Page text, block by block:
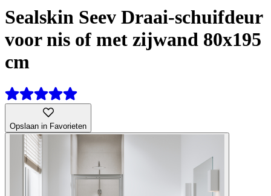
Sealskin Seev Draai-schuifdeur
voor nis of met zijwand 80x195
cm
Opslaan in Favorieten